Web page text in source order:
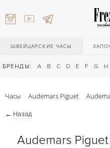
ШВЕЙЦАРСКИЕ ЧАСЫ
БРЕНДЫ: A B C D E F G H
Часы Audemars Piguet
← Назад
Audemars